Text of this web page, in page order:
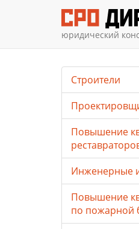
юридический
Строители
Повышение
Инженерные
Повышение
по пожарной